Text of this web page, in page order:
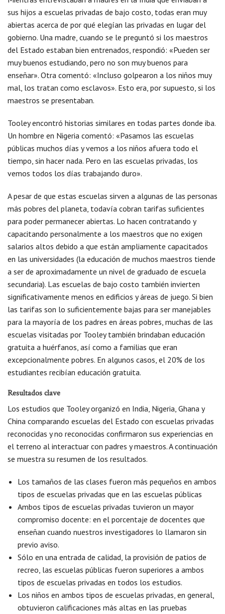
sus hijos a escuelas privadas de bajo costo, todas eran muy
abiertas acerca de por qué elegían las privadas en lugar del
gobierno. Una madre, cuando se le preguntó si los maestros
del Estado estaban bien entrenados, respondió: «Pueden ser
muy buenos estudiando, pero no son muy buenos para
enseñar». Otra comentó: «Incluso golpearon a los niños muy
mal, los tratan como esclavos». Esto era, por supuesto, si los
maestros se presentaban.
Tooley encontró historias similares en todas partes donde iba.
Un hombre en Nigeria comentó: «Pasamos las escuelas
públicas muchos días y vemos a los niños afuera todo el
tiempo, sin hacer nada. Pero en las escuelas privadas, los
vemos todos los días trabajando duro».
A pesar de que estas escuelas sirven a algunas de las personas
más pobres del planeta, todavía cobran tarifas suficientes
para poder permanecer abiertas. Lo hacen contratando y
capacitando personalmente a los maestros que no exigen
salarios altos debido a que están ampliamente capacitados
en las universidades (la educación de muchos maestros tiende
a ser de aproximadamente un nivel de graduado de escuela
secundaria). Las escuelas de bajo costo también invierten
significativamente menos en edificios y áreas de juego. Si bien
las tarifas son lo suficientemente bajas para ser manejables
para la mayoría de los padres en áreas pobres, muchas de las
escuelas visitadas por Tooley también brindaban educación
gratuita a huérfanos, así como a familias que eran
excepcionalmente pobres. En algunos casos, el 20% de los
estudiantes recibían educación gratuita.
Resultados clave
Los estudios que Tooley organizó en India, Nigeria, Ghana y
China comparando escuelas del Estado con escuelas privadas
reconocidas y no reconocidas confirmaron sus experiencias en
el terreno al interactuar con padres y maestros. A continuación
se muestra su resumen de los resultados.
Los tamaños de las clases fueron más pequeños en ambos
tipos de escuelas privadas que en las escuelas públicas
Ambos tipos de escuelas privadas tuvieron un mayor
compromiso docente: en el porcentaje de docentes que
enseñan cuando nuestros investigadores lo llamaron sin
previo aviso.
Sólo en una entrada de calidad, la provisión de patios de
recreo, las escuelas públicas fueron superiores a ambos
tipos de escuelas privadas en todos los estudios.
Los niños en ambos tipos de escuelas privadas, en general,
obtuvieron calificaciones más altas en las pruebas